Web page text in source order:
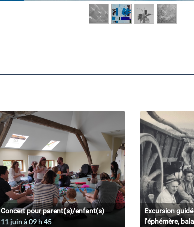
Concert pour parent(s)/enfant(s)
11 juin à 09h 45
Excursion
l’éphémère,